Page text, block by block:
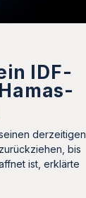
IDF-
derzeitigen
bis
ist, erklärte